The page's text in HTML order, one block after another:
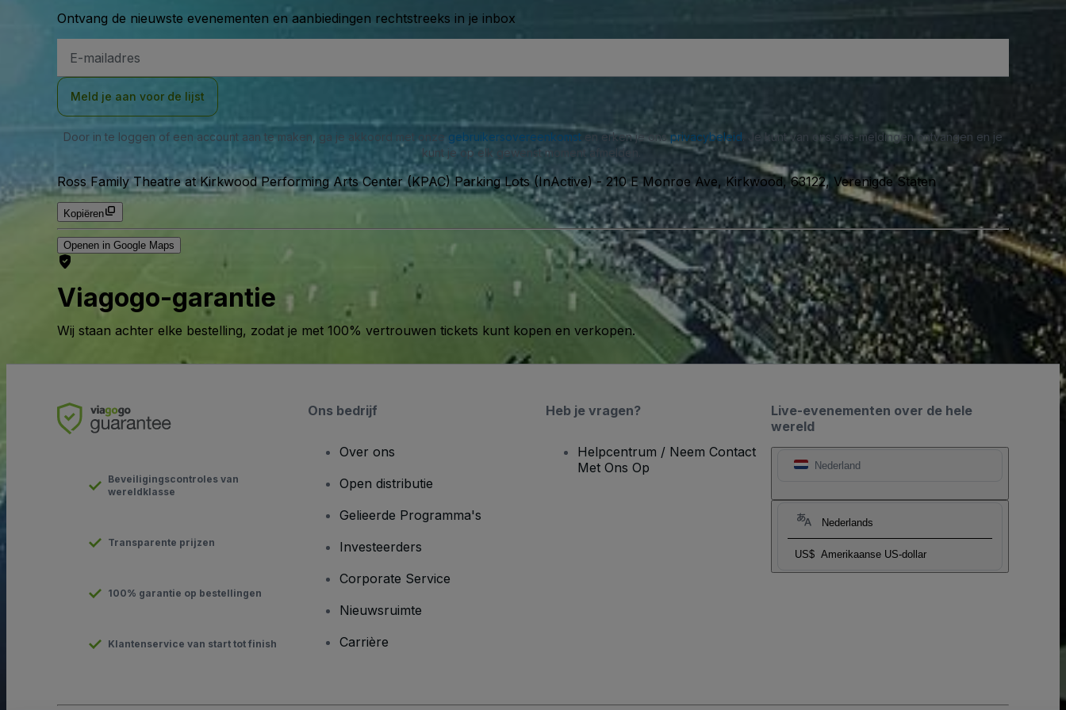
Ontvang de nieuwste evenementen en aanbiedingen rechtstreeks in je inbox
mailadres
Meld je aan voor de lijst
Door in te loggen of een account aan te maken, ga je akkoord met onze gebruikersovereenkomst en erken je onsprivacybeleid . Je kunt van ons sms-meldingen ontvangen en je
kunt je op elk gewenst moment afmelden.
Ross Family Theatre at Kirkwood Performing Arts Center (KPAC) Parking Lots (InActive)- 210 E Monroe Ave, Kirkwood, 63122, Verenigde Staten
Kopiëren
Openen in Google Maps
Viagogo-garantie
Wij staan achter elke bestelling, zodat je met 100% vertrouwen tickets kunt kopen en verkopen.
Live-evenementen over de hele
wereld
Nederland
Nederlands
US$ Amerikaanse US-dollar
Beveiligingscontroles van
wereldklasse
Transparente prijzen
100% garantie op bestellingen
Klantenservice van start tot finish
Ons bedrijf
Over ons
Open distributie
Gelieerde Programma's
Investeerders
Corporate Service
Nieuwsruimte
Carrière
Heb je vragen?
Helpcentrum / Neem Contact
Met Ons Op